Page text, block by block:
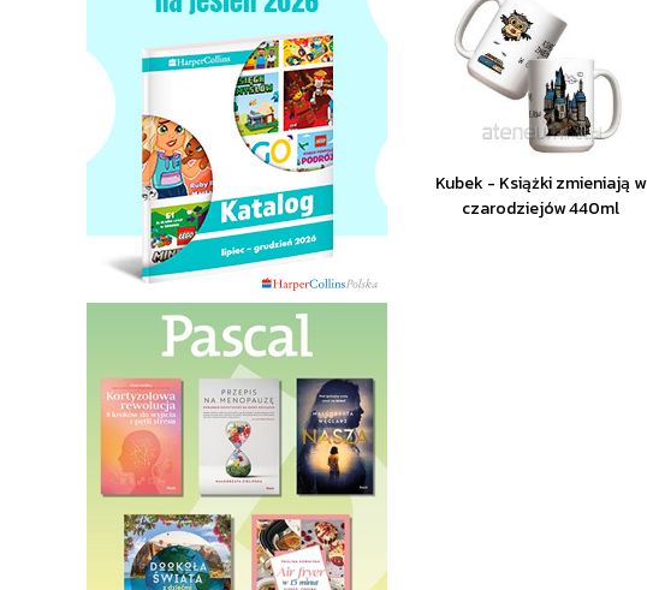
Kubek - Książki zmieniają w
czarodziejów 440ml